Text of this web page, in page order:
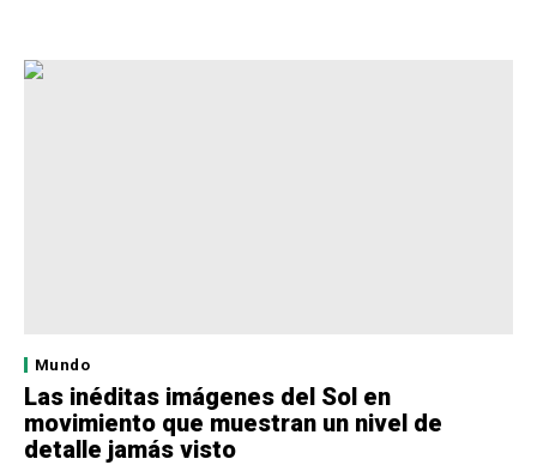
Mundo
Las inéditas imágenes del Sol en
movimiento que muestran un nivel de
detalle jamás visto